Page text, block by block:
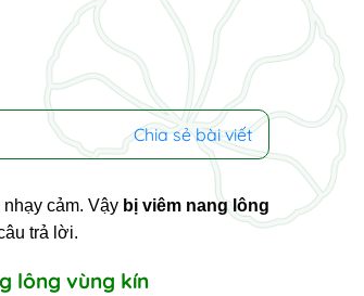
Chia sẻ bài viết
cảm. Vậy bị viêm nang lông
trả lời.
lông vùng kín